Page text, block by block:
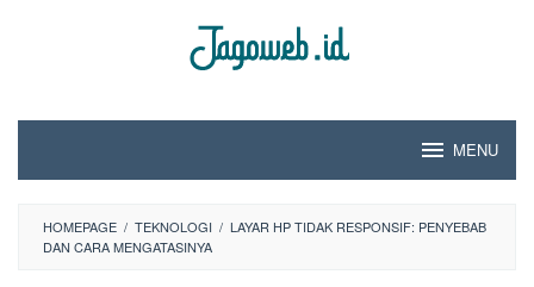
MENU
HOMEPAGE / TEKNOLOGI / LAYAR HP TIDAK RESPONSIF: PENYEBAB
DAN CARA MENGATASINYA